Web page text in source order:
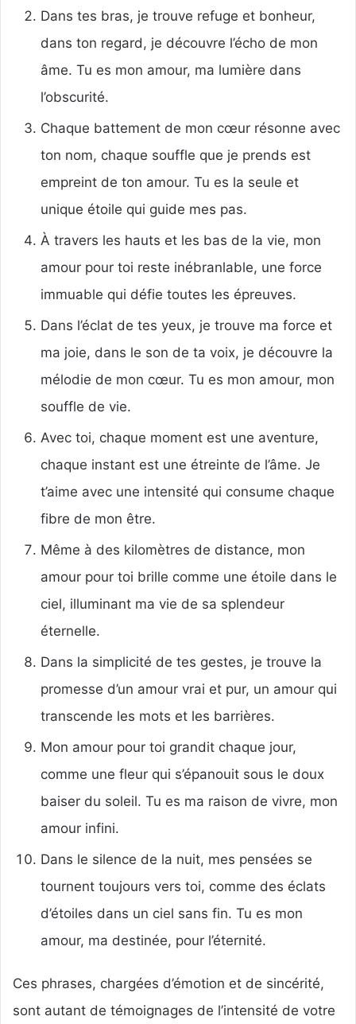
Dans tes bras, je trouve refuge et bonheur,
dans ton regard, je découvre l’écho de mon
âme. Tu es mon amour, ma lumière dans
l’obscurité.
Chaque battement de mon cœur résonne avec
ton nom, chaque souffle que je prends est
empreint de ton amour. Tu es la seule et
unique étoile qui guide mes pas.
À travers les hauts et les bas de la vie, mon
amour pour toi reste inébranlable, une force
immuable qui défie toutes les épreuves.
Dans l’éclat de tes yeux, je trouve ma force et
ma joie, dans le son de ta voix, je découvre la
mélodie de mon cœur. Tu es mon amour, mon
souffle de vie.
Avec toi, chaque moment est une aventure,
chaque instant est une étreinte de l’âme. Je
t’aime avec une intensité qui consume chaque
fibre de mon être.
Même à des kilomètres de distance, mon
amour pour toi brille comme une étoile dans le
ciel, illuminant ma vie de sa splendeur
éternelle.
Dans la simplicité de tes gestes, je trouve la
promesse d’un amour vrai et pur, un amour qui
transcende les mots et les barrières.
Mon amour pour toi grandit chaque jour,
comme une fleur qui s’épanouit sous le doux
baiser du soleil. Tu es ma raison de vivre, mon
amour infini.
Dans le silence de la nuit, mes pensées se
tournent toujours vers toi, comme des éclats
d’étoiles dans un ciel sans fin. Tu es mon
amour, ma destinée, pour l’éternité.
Ces phrases, chargées d’émotion et de sincérité,
sont autant de témoignages de l’intensité de votre